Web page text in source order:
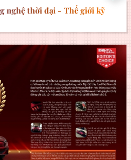
nghệ thời đại - Thế giới kỹ